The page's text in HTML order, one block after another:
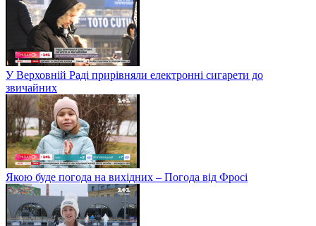
У Верховній Раді прирівняли електронні сигарети до
звичайних
Якою буде погода на вихідних – Погода від Фросі